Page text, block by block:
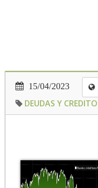
15/04/2023
DEUDAS Y CREDITO